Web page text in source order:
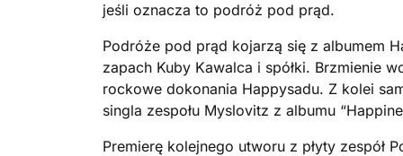
jeśli oznacza to podróż pod prąd.
Podróże pod prąd kojarzą się z albumem
zapach Kuby Kawalca i spółki. Brzmienie
rockowe dokonania Happysadu. Z kolei
singla zespołu Myslovitz z albumu
Premierę kolejnego utworu z płyty zespół